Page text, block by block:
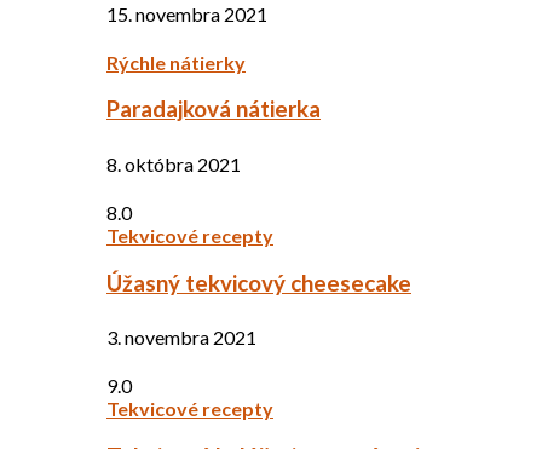
15. novembra 2021
Rýchle nátierky
Paradajková nátierka
8. októbra 2021
8.0
Tekvicové recepty
Úžasný tekvicový cheesecake
3. novembra 2021
9.0
Tekvicové recepty